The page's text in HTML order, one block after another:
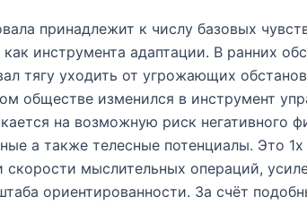
принадлежит к числу базовых
инструмента адаптации. В ранних
тягу уходить от угрожающих
обществе изменился в инструмент
на возможную риск негативного
а также телесные потенциалы. Это
скорости мыслительных операций,
ориентированности. За счёт